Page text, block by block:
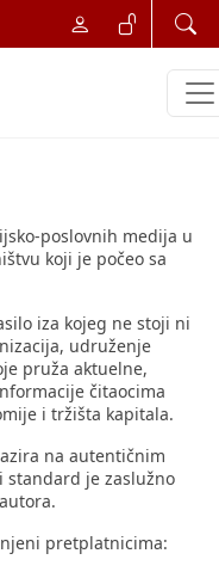
poslovnih medija u
koji je počeo sa
iza kojeg ne stoji ni
udruženje
pruža aktuelne,
čitaocima
i tržišta kapitala.
na autentičnim
standard je zaslužno
pretplatnicima: